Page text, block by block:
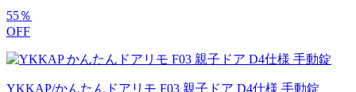
55％
OFF
YKKAP/かんたんドアリモ F03 親子ドア D4仕様 手動錠